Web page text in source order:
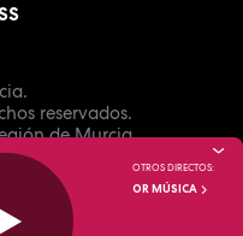
reservados.
de Murcia.
OTROS DIRECTOS:
OR MÚSICA